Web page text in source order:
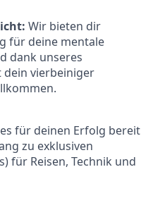
Wir bieten dir
für deine mentale
dank unseres
vierbeiniger
für deinen Erfolg bereit
zu exklusiven
für Reisen, Technik und